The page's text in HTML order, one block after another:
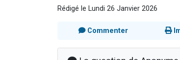
Rédigé le Lundi 26 Janvier 2026
Commenter